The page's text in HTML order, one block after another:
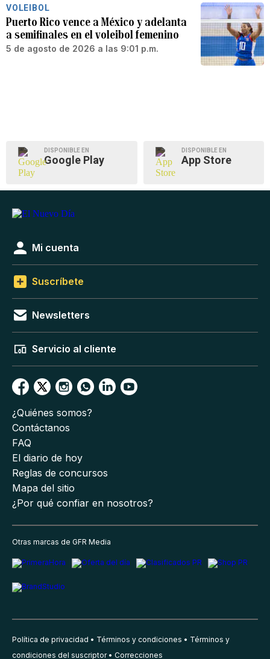
VOLEIBOL
Puerto Rico vence a México y adelanta
a semifinales en el voleibol femenino
5 de agosto de 2026 a las 9:01 p.m.
DISPONIBLE EN
Google Play
DISPONIBLE EN
App Store
Mi cuenta
Suscríbete
Newsletters
Servicio al cliente
¿Quiénes somos?
Contáctanos
FAQ
El diario de hoy
Reglas de concursos
Mapa del sitio
¿Por qué confiar en nosotros?
Otras marcas de GFR Media
Política de privacidad Términos y condiciones
Términos y
condiciones del suscriptor
Correcciones